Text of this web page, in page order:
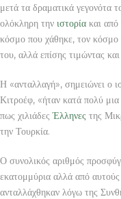
μετά τα δραματικά
ολόκληρη την ιστορία και από
κόσμο που χάθηκε, τον κόσμο
του, αλλά επίσης τιμώντας
Η «ανταλλαγή», σημειώνει ο
Κιτροέφ, «ήταν κατά πολύ
πως χιλιάδεςΈλληνες της
την Τουρκία.
Ο συνολικός αριθμός
εκατομμύρια αλλά από
ανταλλάχθηκαν λόγω της